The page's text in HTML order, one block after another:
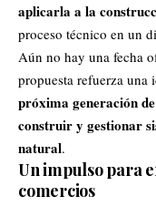
aplicarla a la
proceso técnico en un
Aún no hay una fecha
propuesta refuerza una
próxima generación
construir y gestionar
natural.
Un impulso para
comercios